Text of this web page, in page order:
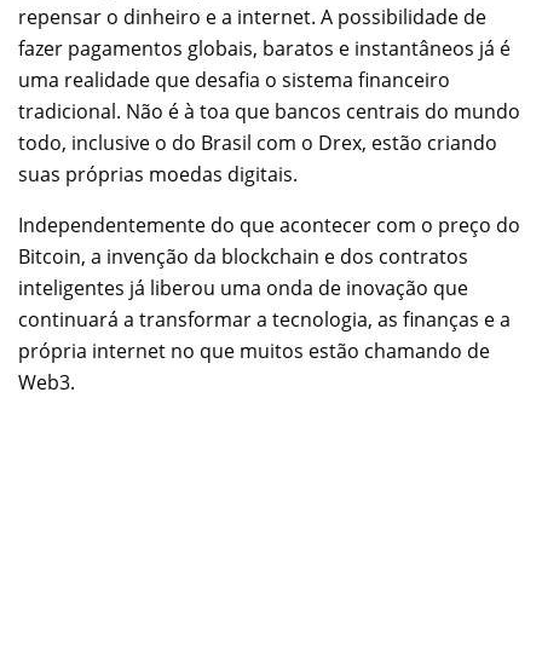
repensar o dinheiro e a internet. A possibilidade de
fazer pagamentos globais, baratos e instantâneos já é
uma realidade que desafia o sistema financeiro
tradicional. Não é à toa que bancos centrais do mundo
todo, inclusive o do Brasil com o Drex, estão criando
suas próprias moedas digitais.
Independentemente do que acontecer com o preço do
Bitcoin, a invenção da blockchain e dos contratos
inteligentes já liberou uma onda de inovação que
continuará a transformar a tecnologia, as finanças e a
própria internet no que muitos estão chamando de
Web3.